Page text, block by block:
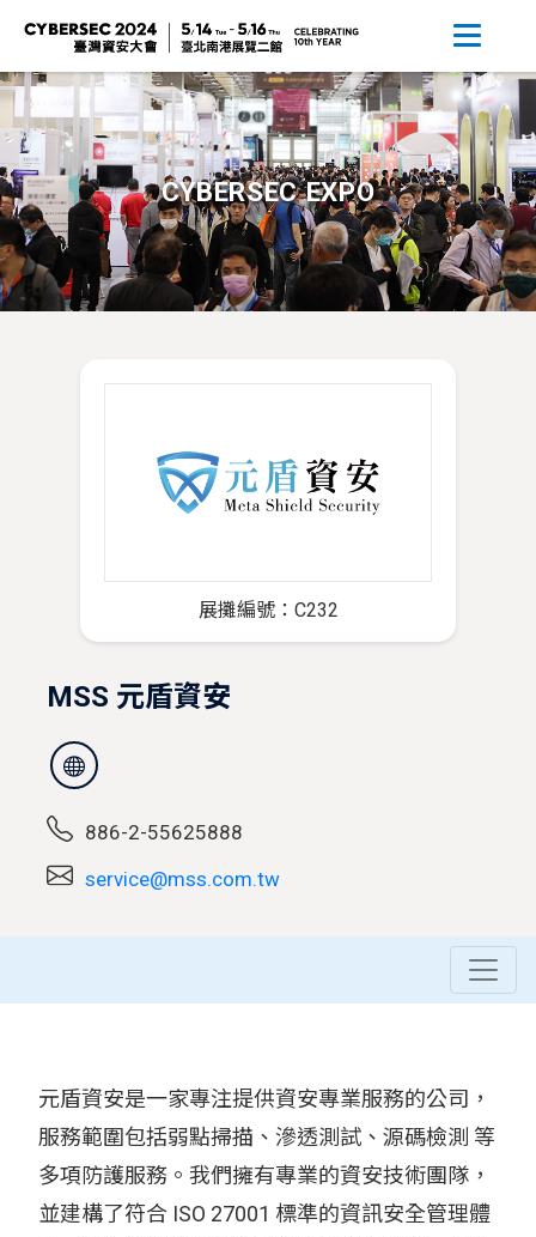
CYBERSEC EXPO
展攤編號：C232
MSS 元盾資安
886-2-55625888
service@mss.com.tw
元盾資安是一家專注提供資安專業服務的公司，
服務範圍包括弱點掃描、滲透測試、源碼檢測 等
多項防護服務。我們擁有專業的資安技術團隊，
並建構了符合 ISO 27001 標準的資訊安全管理體